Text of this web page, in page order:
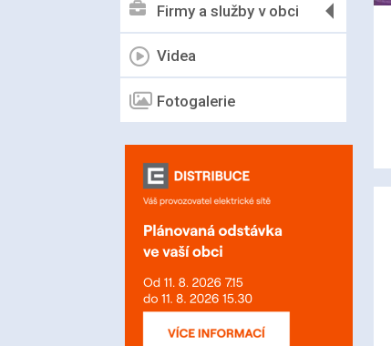
Firmy a služby v obci
Videa
Fotogalerie